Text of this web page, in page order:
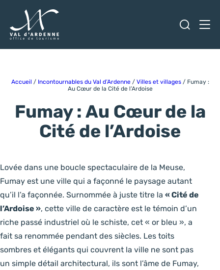
Accueil / Incontournables du Val d’Ardenne/ Villes et villages/ Fumay :
Au Cœur de la Cité de l’Ardoise
Fumay : Au Cœur de la
Cité de l’Ardoise
Lovée dans une boucle spectaculaire de la Meuse,
Fumay est une ville qui a façonné le paysage autant
qu’il l’a façonnée. Surnommée à juste titre la « Cité de
l’Ardoise », cette ville de caractère est le témoin d’un
riche passé industriel où le schiste, cet « or bleu », a
fait sa renommée pendant des siècles. Les toits
sombres et élégants qui couvrent la ville ne sont pas
un simple détail architectural, ils sont l’âme de Fumay,